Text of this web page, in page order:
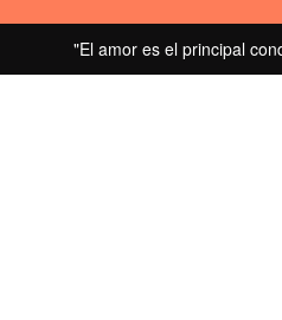
"El amor es el principal